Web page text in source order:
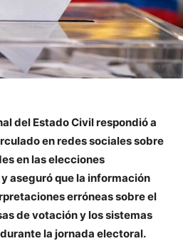
del Estado Civil respondió a
en redes sociales sobre
en las elecciones
aseguró que la información
erróneas sobre el
de votación y los sistemas
la jornada electoral.